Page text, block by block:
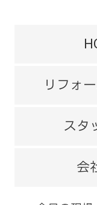
リフォ
スタ
会